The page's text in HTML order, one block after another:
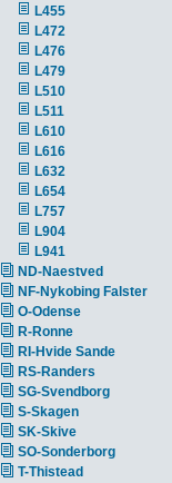
L455
L472
L476
L479
L510
L511
L610
L616
L632
L654
L757
L904
L941
ND-Naestved
NF-Nykobing Falster
O-Odense
R-Ronne
RI-Hvide Sande
RS-Randers
SG-Svendborg
S-Skagen
SK-Skive
SO-Sonderborg
T-Thistead